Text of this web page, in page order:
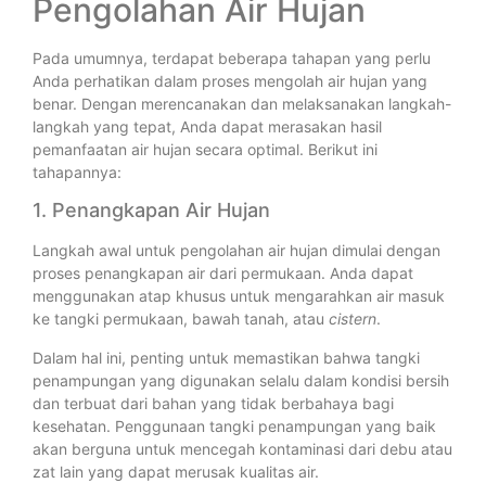
Pengolahan Air Hujan
Pada umumnya, terdapat beberapa tahapan yang perlu
Anda perhatikan dalam proses mengolah air hujan yang
benar. Dengan merencanakan dan melaksanakan langkah-
langkah yang tepat, Anda dapat merasakan hasil
pemanfaatan air hujan secara optimal. Berikut ini
tahapannya:
1. Penangkapan Air Hujan
Langkah awal untuk pengolahan air hujan dimulai dengan
proses penangkapan air dari permukaan. Anda dapat
menggunakan atap khusus untuk mengarahkan air masuk
ke tangki permukaan, bawah tanah, atau cistern.
Dalam hal ini, penting untuk memastikan bahwa tangki
penampungan yang digunakan selalu dalam kondisi bersih
dan terbuat dari bahan yang tidak berbahaya bagi
kesehatan. Penggunaan tangki penampungan yang baik
akan berguna untuk mencegah kontaminasi dari debu atau
zat lain yang dapat merusak kualitas air.